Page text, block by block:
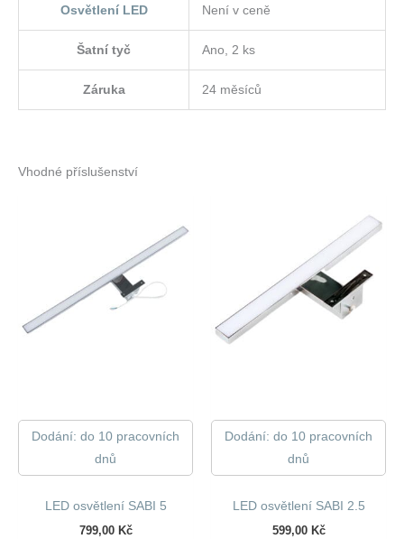
Osvětlení LED Není v ceně
Šatní tyč Ano, 2 ks
Záruka 24 měsíců
Vhodné příslušenství
Dodání: do 10 pracovních
dnů
LED osvětlení SABI 5
799,00 Kč
Dodání: do 10 pracovních
dnů
LED osvětlení SABI 2.5
599,00 Kč